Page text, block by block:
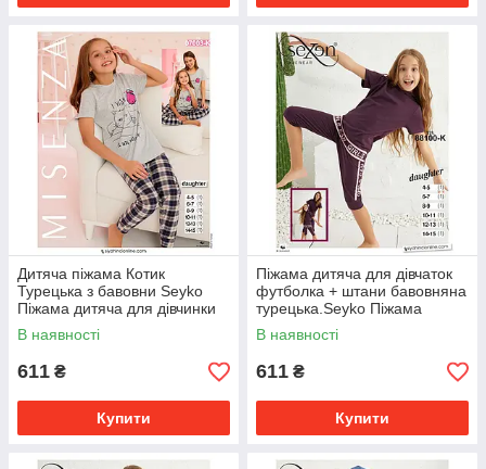
Дитяча піжама Котик
Турецька з бавовни Seyko
Піжама дитяча для дівчинки
футболка лосини 7003K S
В наявності
611 ₴
Купити
Піжама дитяча для дівчаток
футболка + штани бавовняна
турецька.Seyko Піжама
дитяча 88100 К
В наявності
611 ₴
Купити